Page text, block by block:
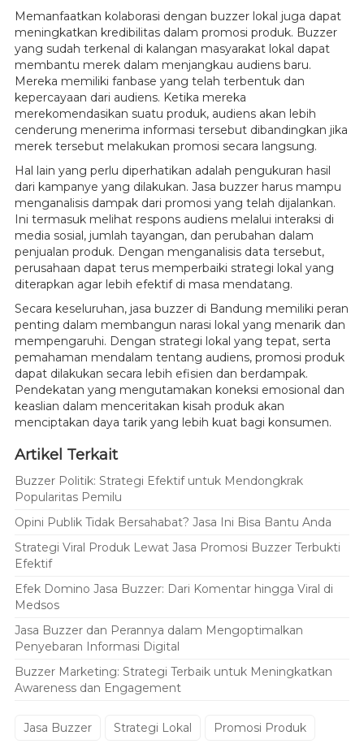
Memanfaatkan kolaborasi dengan buzzer lokal juga dapat
meningkatkan kredibilitas dalam promosi produk. Buzzer
yang sudah terkenal di kalangan masyarakat lokal dapat
membantu merek dalam menjangkau audiens baru.
Mereka memiliki fanbase yang telah terbentuk dan
kepercayaan dari audiens. Ketika mereka
merekomendasikan suatu produk, audiens akan lebih
cenderung menerima informasi tersebut dibandingkan jika
merek tersebut melakukan promosi secara langsung.
Hal lain yang perlu diperhatikan adalah pengukuran hasil
dari kampanye yang dilakukan. Jasa buzzer harus mampu
menganalisis dampak dari promosi yang telah dijalankan.
Ini termasuk melihat respons audiens melalui interaksi di
media sosial, jumlah tayangan, dan perubahan dalam
penjualan produk. Dengan menganalisis data tersebut,
perusahaan dapat terus memperbaiki strategi lokal yang
diterapkan agar lebih efektif di masa mendatang.
Secara keseluruhan, jasa buzzer di Bandung memiliki peran
penting dalam membangun narasi lokal yang menarik dan
mempengaruhi. Dengan strategi lokal yang tepat, serta
pemahaman mendalam tentang audiens, promosi produk
dapat dilakukan secara lebih efisien dan berdampak.
Pendekatan yang mengutamakan koneksi emosional dan
keaslian dalam menceritakan kisah produk akan
menciptakan daya tarik yang lebih kuat bagi konsumen.
Artikel Terkait
Buzzer Politik: Strategi Efektif untuk Mendongkrak
Popularitas Pemilu
Opini Publik Tidak Bersahabat? Jasa Ini Bisa Bantu Anda
Strategi Viral Produk Lewat Jasa Promosi Buzzer Terbukti
Efektif
Efek Domino Jasa Buzzer: Dari Komentar hingga Viral di
Medsos
Jasa Buzzer dan Perannya dalam Mengoptimalkan
Penyebaran Informasi Digital
Buzzer Marketing: Strategi Terbaik untuk Meningkatkan
Awareness dan Engagement
Jasa Buzzer Strategi Lokal Promosi Produk